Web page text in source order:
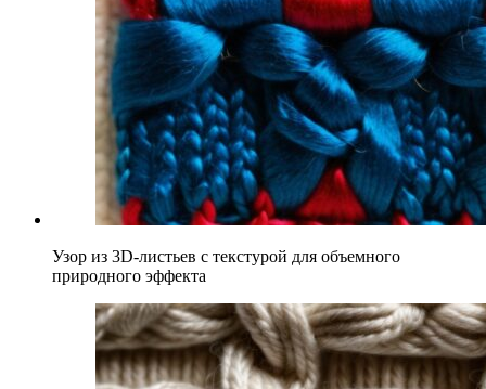
Узор из 3D-листьев с текстурой для объемного
природного эффекта